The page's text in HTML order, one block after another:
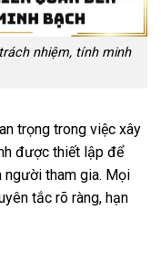
nhiệm, tính minh
trọng trong việc xây
được thiết lập để
tham gia. Mọi
tắc rõ ràng, hạn